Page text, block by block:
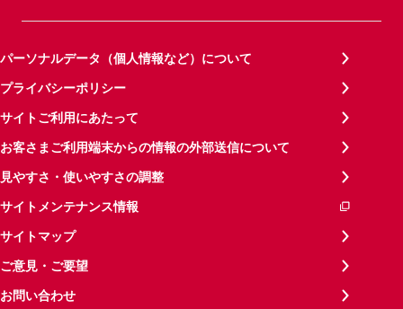
パーソナルデータ（個人情報など）について
プライバシーポリシー
サイトご利用にあたって
お客さまご利用端末からの情報の外部送信について
見やすさ・使いやすさの調整
サイトメンテナンス情報
サイトマップ
ご意見・ご要望
お問い合わせ